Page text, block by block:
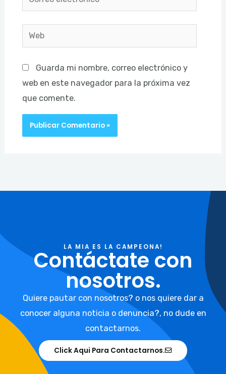
electrónico*
Web
Guarda mi nombre, correo electrónico y
web en este navegador para la próxima vez
que comente.
LA MIA ES LA CAMPEONA!
Contáctate con
nosotros.
Quiere pautar con nosotros? o nos quiere dar a
conocer alguna noticia o denuncia?, no dude en
contactarnos.
Click Aqui Para Contactarnos.